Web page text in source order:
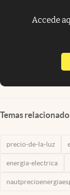
Accede
Temas
precio-de-la-luz
energia-electrica